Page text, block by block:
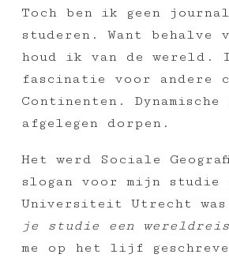
Toch ben ik geen
studeren. Want behalve
houd ik van de wereld.
fascinatie voor andere
Continenten. Dynamische
afgelegen dorpen.
Het werd Sociale
slogan voor mijn studie
Universiteit Utrecht
je studie een
me op het lijf